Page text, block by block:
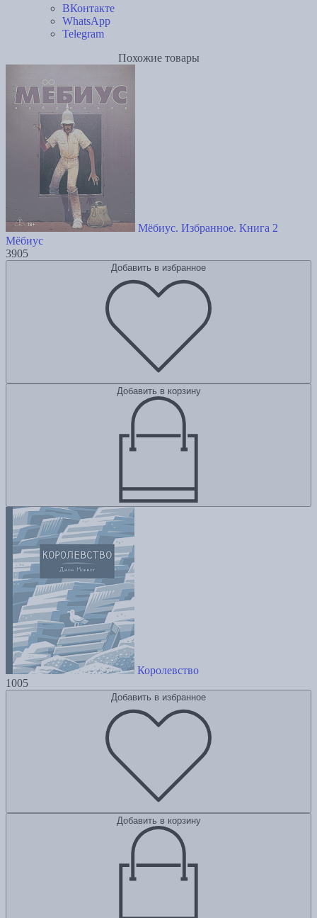
ВКонтакте
WhatsApp
Telegram
Похожие товары
Мёбиус. Избранное. Книга 2
Мёбиус
3905
Добавить в избранное
Добавить в корзину
Королевство
1005
Добавить в избранное
Добавить в корзину